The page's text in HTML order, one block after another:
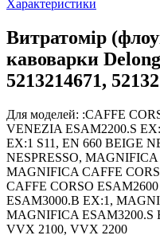
Характеристики
Витратомір
кавоварки
5213214671,
Для моделей: :CAFFE
VENEZIA ESAM2200.S
EX:1 S11, EN 660 BEIGE
NESPRESSO,
MAGNIFICA CAFFE
CAFFE CORSO
ESAM3000.B EX:1,
MAGNIFICA ESAM3200.S
VVX 2100, VVX 2200